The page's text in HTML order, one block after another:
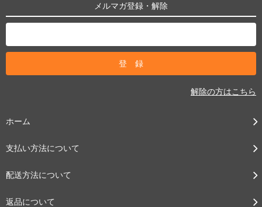
メルマガ登録・解除
解除の方はこちら
ホーム
支払い方法について
配送方法について
返品について